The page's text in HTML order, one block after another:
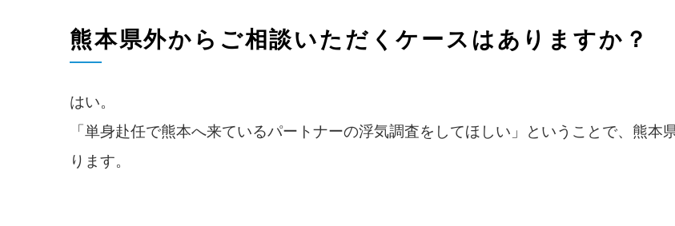
熊本県外からご相談いただくケースはありますか？
はい。
「単身赴任で熊本へ来ているパートナーの浮気調査をしてほしい」ということで、熊
ります。